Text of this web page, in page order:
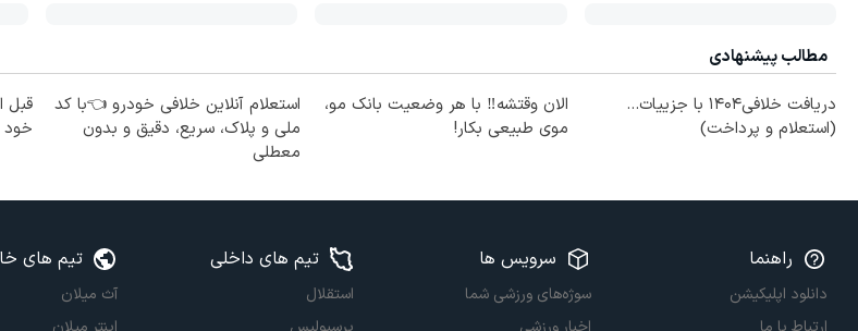
مطالب پیشنهادی
دریافت خلافی۱۴۰۴ با جزییات...
(استعلام و پرداخت)
الان وقتشه‼️ با هر وضعیت بانک مو،
موی طبیعی بکار!
استعلام آنلاین خلافی خودرو 👈با کد
ملی و پلاک، سریع، دقیق و بدون
معطلی
قبل
خود
راهنما
دانلود اپلیکیشن
سرویس ها
سوژه‌های ورزشی شما
تیم های داخلی
استقلال
تیم های
آث میلان